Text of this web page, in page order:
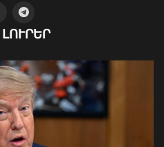
շարժվում
ԱԳ